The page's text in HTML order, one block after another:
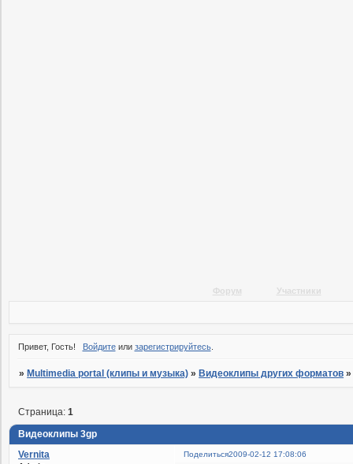
Форум Участники
Привет, Гость! Войдитеили зарегистрируйтесь.
» Multimedia portal (клипы и музыка) » Видеоклипы других форматов
Видеоклипы 3gp
Страница:1
Поделиться2009-02-12 17:08:06
Vernita